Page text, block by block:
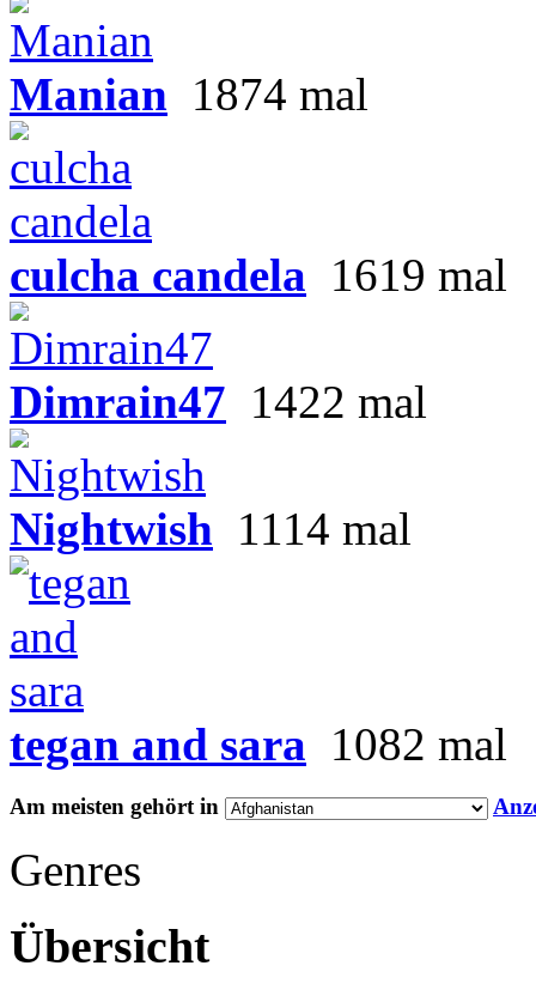
Manian 1874 mal
culcha candela 1619 mal
Dimrain47 1422 mal
Nightwish 1114 mal
tegan and sara 1082 mal
Am meisten gehört in
Genres
Übersicht